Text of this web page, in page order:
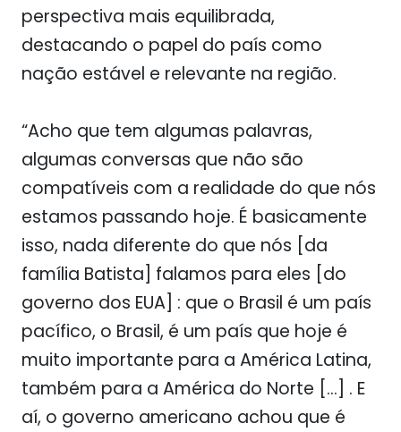
perspectiva mais equilibrada,
destacando o papel do país como
nação estável e relevante na região.
“Acho que tem algumas palavras,
algumas conversas que não são
compatíveis com a realidade do que nós
estamos passando hoje. É basicamente
isso, nada diferente do que nós [da
família Batista] falamos para eles [do
governo dos EUA] : que o Brasil é um país
pacífico, o Brasil, é um país que hoje é
muito importante para a América Latina,
também para a América do Norte […] . E
aí, o governo americano achou que é